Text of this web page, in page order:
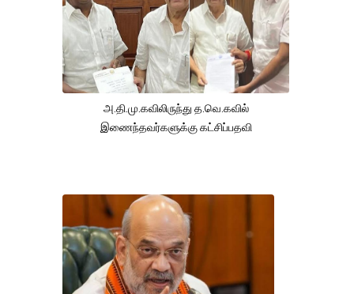
அ.தி.மு.கவிலிருந்து த.வெ.கவில்
இணைந்தவர்களுக்கு கட்சிப்பதவி